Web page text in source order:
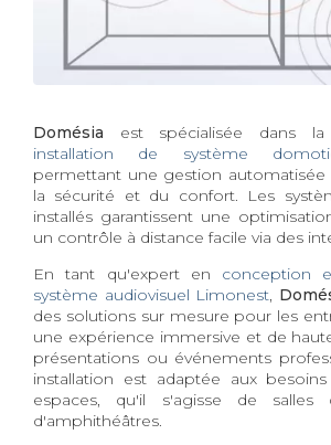
Domésia est spécialisée dans la
installation de système
permettant une gestion automatisée
la sécurité et du confort. Les
installés garantissent une
un contrôle à distance facile via des
En tant qu'expert en conception
système audiovisuel Limonest
des solutions sur mesure pour les
une expérience immersive et de
présentations ou événements
installation est adaptée aux
espaces, qu'il s'agisse de
d'amphithéâtres.